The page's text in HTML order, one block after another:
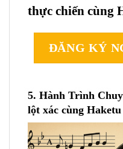
thực chiến cùng
ĐĂNG KÝ
5. Hành Trình
lột xác cùng Haketu